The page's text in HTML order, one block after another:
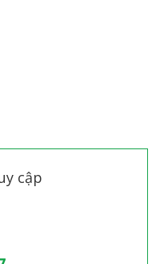
cập